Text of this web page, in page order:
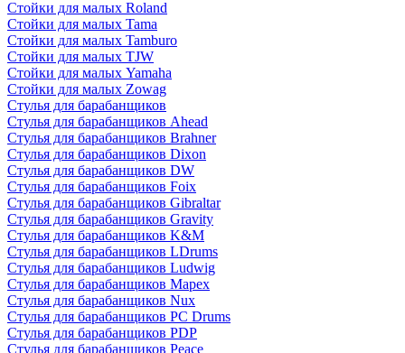
Стойки для малых Roland
Стойки для малых Tama
Стойки для малых Tamburo
Стойки для малых TJW
Стойки для малых Yamaha
Стойки для малых Zowag
Стулья для барабанщиков
Стулья для барабанщиков Ahead
Стулья для барабанщиков Brahner
Стулья для барабанщиков Dixon
Стулья для барабанщиков DW
Стулья для барабанщиков Foix
Стулья для барабанщиков Gibraltar
Стулья для барабанщиков Gravity
Стулья для барабанщиков K&M
Стулья для барабанщиков LDrums
Стулья для барабанщиков Ludwig
Стулья для барабанщиков Mapex
Стулья для барабанщиков Nux
Стулья для барабанщиков PC Drums
Стулья для барабанщиков PDP
Стулья для барабанщиков Peace